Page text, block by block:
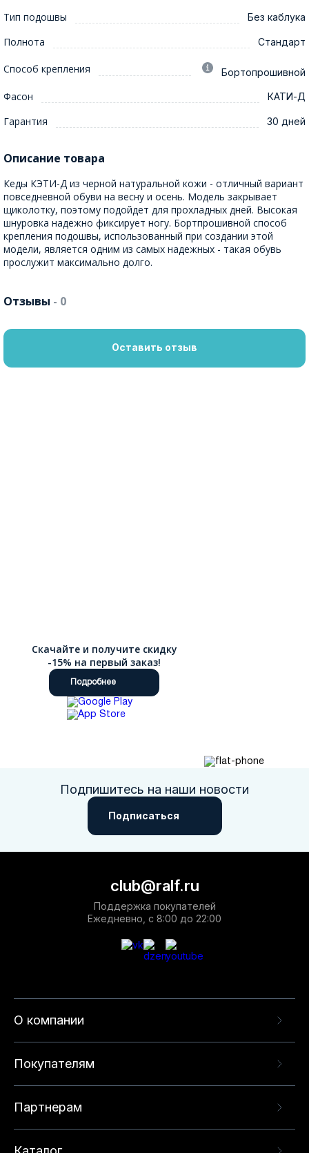
Тип подошвы Без каблука
Полнота Стандарт
Способ крепления Бортопрошивной
Фасон КАТИ-Д
Гарантия 30 дней
Описание товара
Кеды КЭТИ-Д из черной натуральной кожи - отличный вариант
повседневной обуви на весну и осень. Модель закрывает
щиколотку, поэтому подойдет для прохладных дней. Высокая
шнуровка надежно фиксирует ногу. Бортпрошивной способ
крепления подошвы, использованный при создании этой
модели, является одним из самых надежных - такая обувь
прослужит максимально долго.
Отзывы - 0
Оставить отзыв
Скачайте и получите скидку
-15% на первый заказ!
Подробнее
Подпишитесь на наши новости
Подписаться
О компании
Покупателям
Партнерам
club@ralf.ru
Поддержка покупателей
Ежедневно, с 8:00 до 22:00